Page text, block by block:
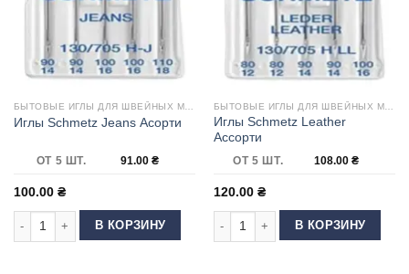
Иглы Schmetz Jeans Асорти
ОТ 5 ШТ. 91.00 ₴
100.00 ₴
Количество товара Иглы Schmetz Jeans Асорти
В КОРЗИНУ
Иглы Schmetz Leather
Ассорти
ОТ 5 ШТ. 108.00 ₴
120.00 ₴
Количество товара Иглы Schmetz
В КОРЗИНУ